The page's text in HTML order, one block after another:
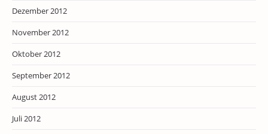
Dezember 2012
November 2012
Oktober 2012
September 2012
August 2012
Juli 2012